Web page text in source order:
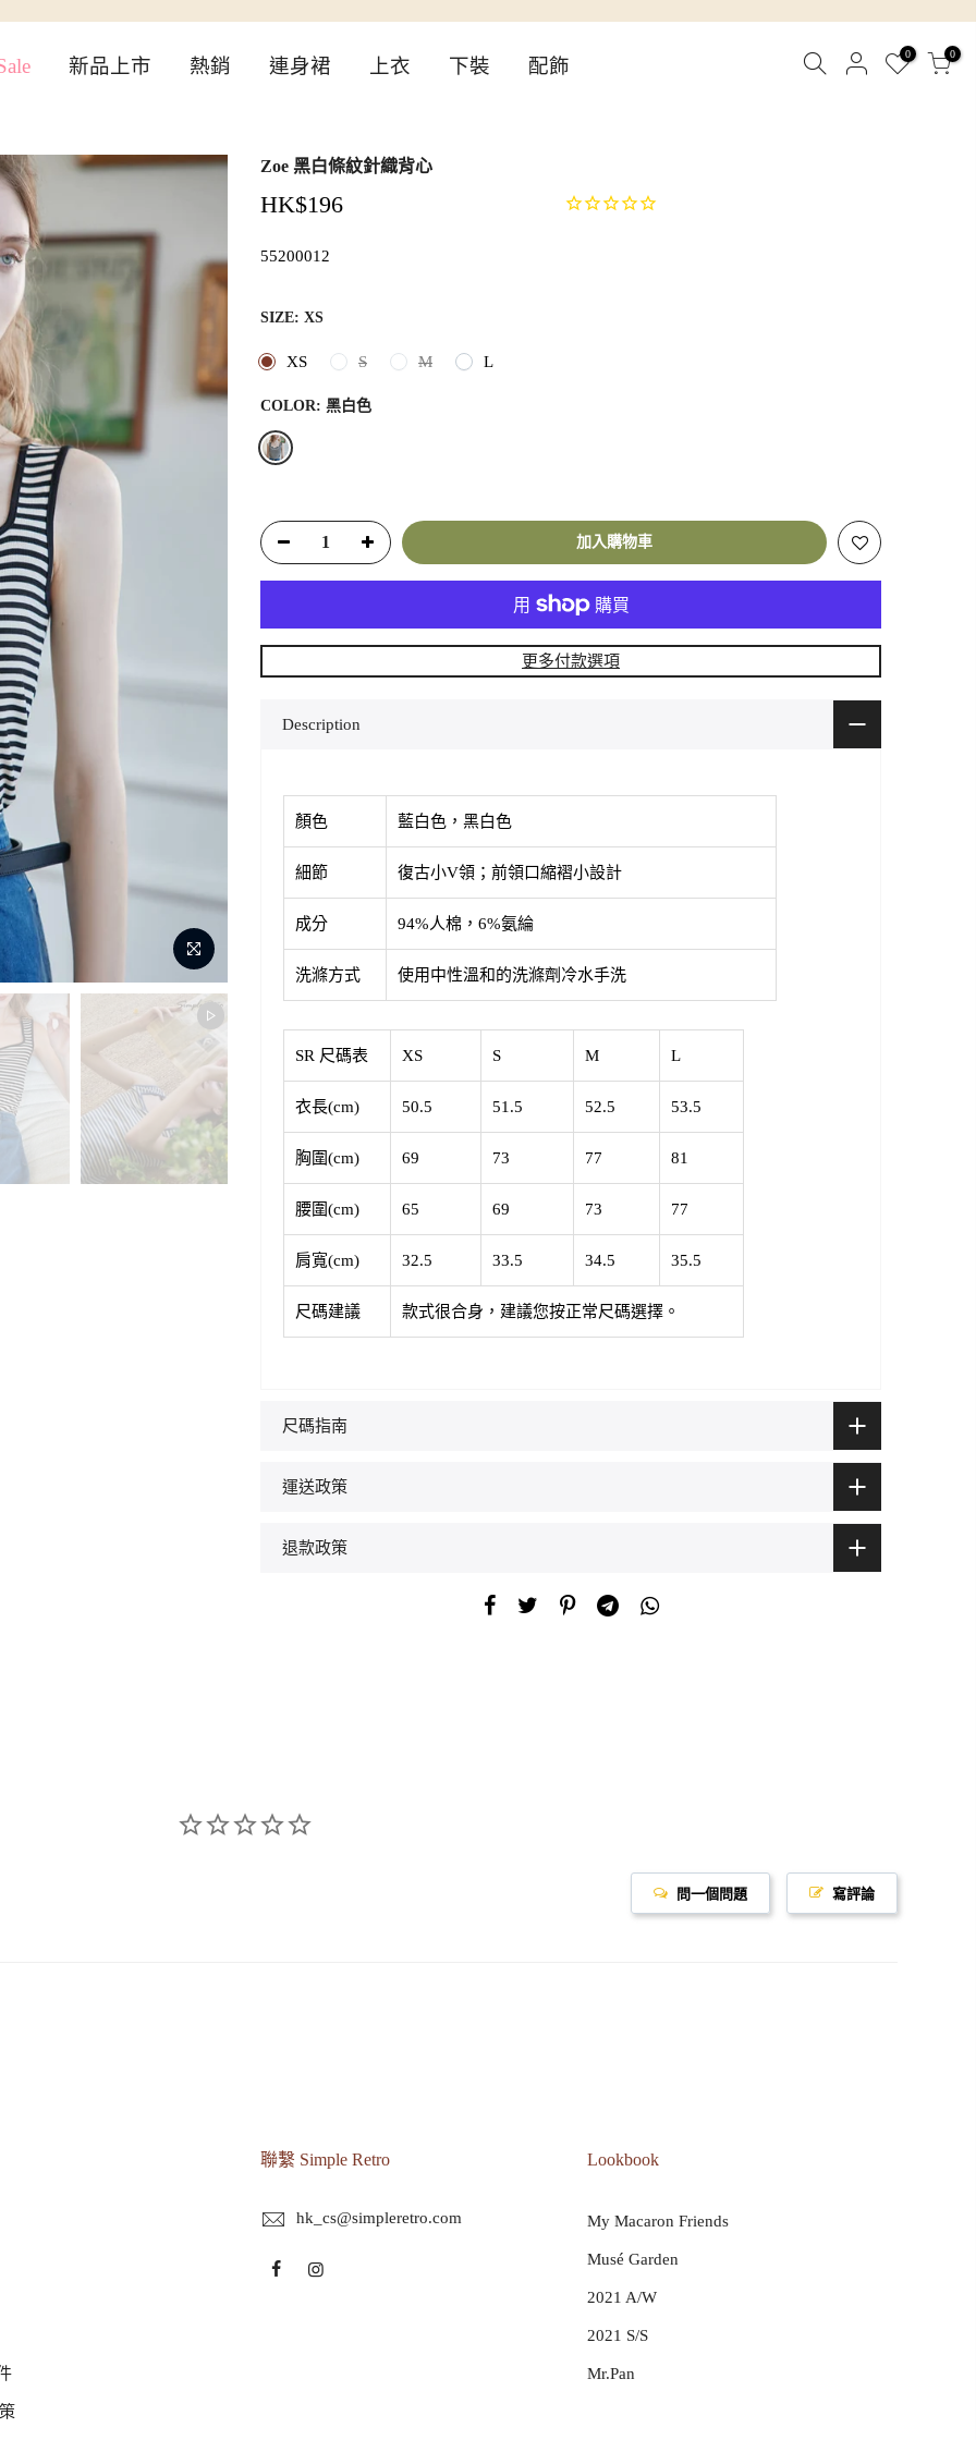
新品上市 熱銷 連身裙 上衣 下裝 配飾
0 0
Zoe 黑白條紋針織背心
HK$196
55200012
SIZE: XS
XS S M L
COLOR: 黑白色
加入購物車
更多付款選項
Description
顏色 藍白色，黑白色
細節 復古小V領；前領口縮褶小設計
成分 94%人棉，6%氨綸
洗滌方式 使用中性溫和的洗滌劑冷水手洗
SR 尺碼表 XS S M L
衣長(cm) 50.5 51.5 52.5 53.5
胸圍(cm) 69 73 77 81
腰圍(cm) 65 69 73 77
肩寬(cm) 32.5 33.5 34.5 35.5
尺碼建議 款式很合身，建議您按正常尺碼選擇。
尺碼指南
運送政策
退款政策
寫評論
問一個問題
聯繫 Simple Retro
hk_cs@simpleretro.com
Lookbook
My Macaron Friends
Musé Garden
2021 A/W
2021 S/S
Mr.Pan